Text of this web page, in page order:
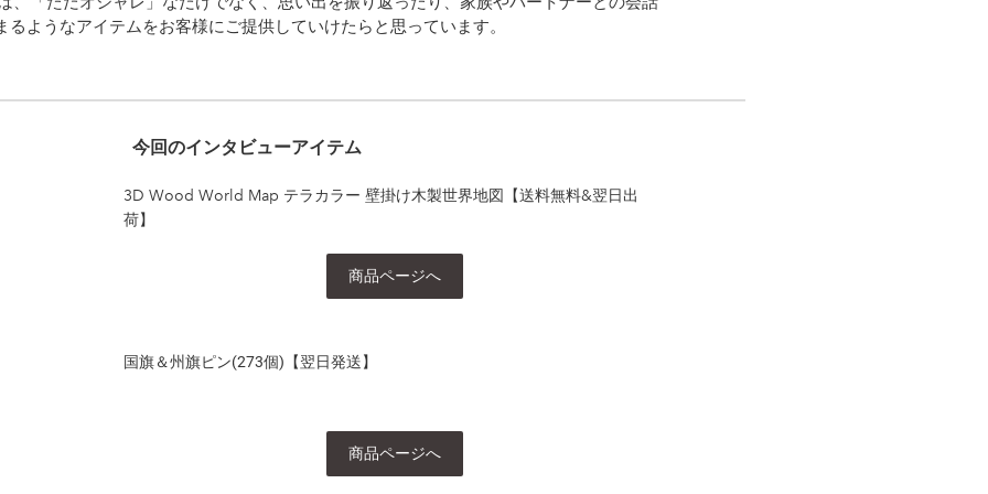
ようなアイテムをお客様にご提供していけたらと思っています。
今回のインタビューアイテム
3D Wood World Map テラカラー 壁掛け木製世界地図【送料無料&翌日出
荷】
商品ページへ
国旗＆州旗ピン(273個)【翌日発送】
商品ページへ